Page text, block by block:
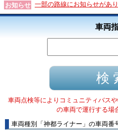
お知らせ 一部の路線にお知らせがあ
車両
車両点検等によりコミュニティバス
の車両で運行する場
車両種別
「 神都ライナー 」 の車両番